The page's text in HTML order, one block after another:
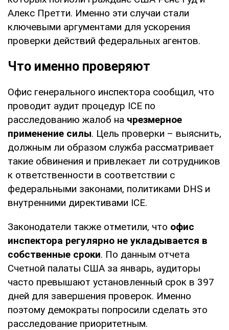
Алекс Претти. Именно эти случаи стали
ключевыми аргументами для ускорения
проверки действий федеральных агентов.
Что именно проверяют
Офис генерального инспектора сообщил, что
проводит аудит процедур ICE по
расследованию жалоб на чрезмерное
применение силы. Цель проверки – выяснить,
должным ли образом служба рассматривает
такие обвинения и привлекает ли сотрудников
к ответственности в соответствии с
федеральными законами, политиками DHS и
внутренними директивами ICE.
Законодатели также отметили, что офис
инспектора регулярно не укладывается в
собственные сроки. По данным отчета
Счетной палаты США за январь, аудиторы
часто превышают установленный срок в 397
дней для завершения проверок. Именно
поэтому демократы попросили сделать это
расследование приоритетным.